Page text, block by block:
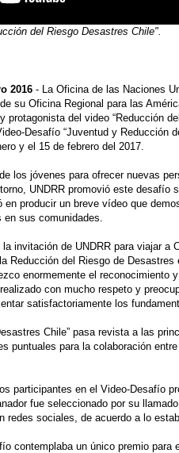
del Riesgo Desastres Chile".
2016 - La Oficina de las Naciones
su Oficina Regional para las
protagonista del video “Reducción
Desafío “Juventud y Reducción
y el 15 de febrero del 2017.
los jóvenes para ofrecer nuevas
UNDRR promovió este desafío
producir un breve vídeo que
en sus comunidades.
invitación de UNDRR para viajar a
Reducción del Riesgo de Desastres
enormemente el reconocimiento
con mucho respeto y
satisfactoriamente los
Chile” pasa revista a las
puntuales para la colaboración
participantes en el Video-Desafío
fue seleccionado por su
redes sociales, de acuerdo a lo
contemplaba un único premio para